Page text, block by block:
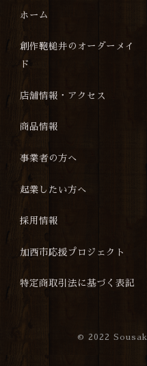
ホーム
創作鞄槌井のオーダーメイ
ド
店舗情報・アクセス
商品情報
事業者の方へ
起業したい方へ
採用情報
加西市応援プロジェクト
特定商取引法に基づく表記
© 2022